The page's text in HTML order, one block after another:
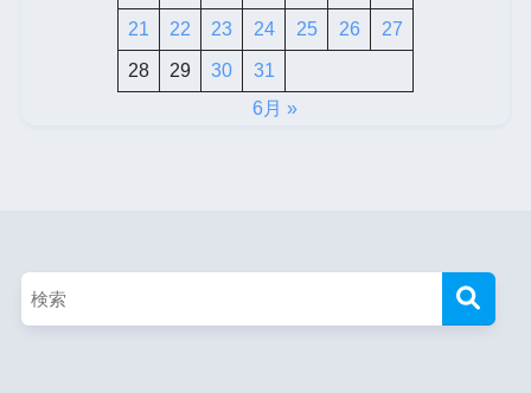
21 22 23 24 25 26 27
28 29 30
31
6月 »